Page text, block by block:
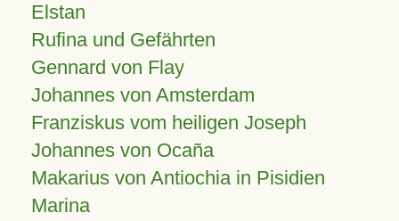
Elstan
Rufina und Gefährten
Gennard von Flay
Johannes von Amsterdam
Franziskus vom heiligen Joseph
Johannes von Ocaña
Makarius von Antiochia in Pisidien
Marina